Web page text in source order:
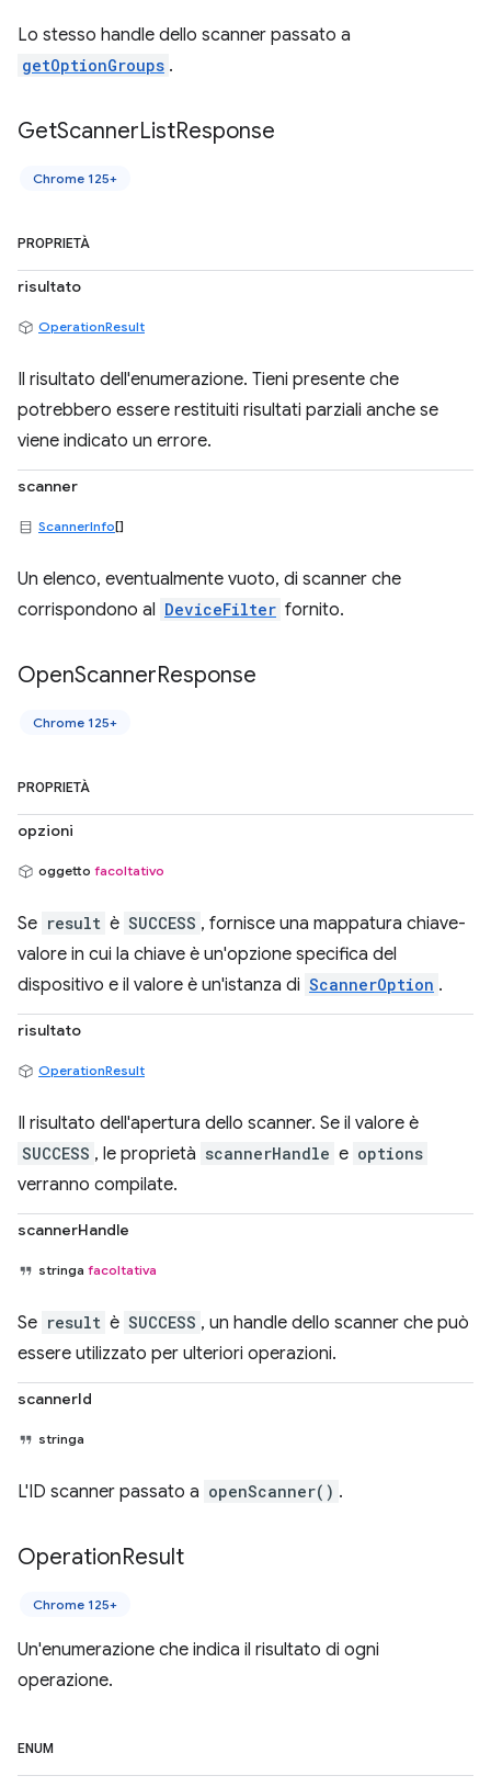
Lo stesso handle dello scanner passato a
getOptionGroups .
GetScannerListResponse
Chrome 125+
PROPRIETÀ
risultato
OperationResult
Il risultato dell'enumerazione. Tieni presente che
potrebbero essere restituiti risultati parziali anche se
viene indicato un errore.
scanner
ScannerInfo[]
Un elenco, eventualmente vuoto, di scanner che
corrispondono al DeviceFilter fornito.
OpenScannerResponse
Chrome 125+
PROPRIETÀ
opzioni
oggetto facoltativo
Se result è SUCCESS , fornisce una mappatura chiave-
valore in cui la chiave è un'opzione specifica del
dispositivo e il valore è un'istanza di ScannerOption .
risultato
OperationResult
Il risultato dell'apertura dello scanner. Se il valore è
SUCCESS , le proprietà scannerHandle e options
verranno compilate.
scannerHandle
stringa facoltativa
Se result è SUCCESS , un handle dello scanner che può
essere utilizzato per ulteriori operazioni.
scannerId
stringa
L'ID scanner passato a openScanner() .
OperationResult
Chrome 125+
Un'enumerazione che indica il risultato di ogni
operazione.
ENUM